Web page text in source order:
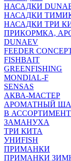
НАСАДКИ
НАСАДКИ
НАСАДКИ ТРИ
ПРИКОРМКА,
DUNAEV
FEEDER
FISHBAIT
GREENFISHING
MONDIAL-F
SENSAS
АКВА-МАСТЕР
АРОМАТНЫЙ
В
ЗАМАНУХА
ТРИ КИТА
УНИFISH
ПРИМАНКИ
ПРИМАНКИ